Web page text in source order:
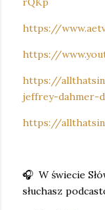
https://
https://
https://
jeffrey-dahmer-
https://
🎧 W świecie
słuchasz